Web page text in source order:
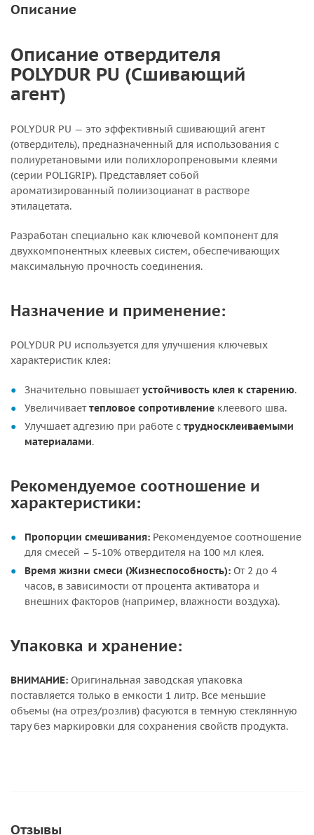
Описание
Описание отвердителя
POLYDUR PU (Сшивающий
агент)
POLYDUR PU — это эффективный сшивающий агент
(отвердитель), предназначенный для использования с
полиуретановыми или полихлоропреновыми клеями
(серии POLIGRIP). Представляет собой
ароматизированный полиизоцианат в растворе
этилацетата.
Разработан специально как ключевой компонент для
двухкомпонентных клеевых систем, обеспечивающих
максимальную прочность соединения.
Назначение и применение:
POLYDUR PU используется для улучшения ключевых
характеристик клея:
Значительно повышаетустойчивость клея к старению.
Увеличиваеттепловое сопротивление клеевого шва.
Улучшает адгезию при работе с трудносклеиваемыми
материалами.
Рекомендуемое соотношение и
характеристики:
Пропорции смешивания: Рекомендуемое соотношение
для смесей – 5-10% отвердителя на 100 мл клея.
Время жизни смеси (Жизнеспособность): От 2 до 4
часов, в зависимости от процента активатора и
внешних факторов (например, влажности воздуха).
Упаковка и хранение:
ВНИМАНИЕ: Оригинальная заводская упаковка
поставляется только в емкости 1 литр. Все меньшие
объемы (на отрез/розлив) фасуются в темную стеклянную
тару без маркировки для сохранения свойств продукта.
Отзывы